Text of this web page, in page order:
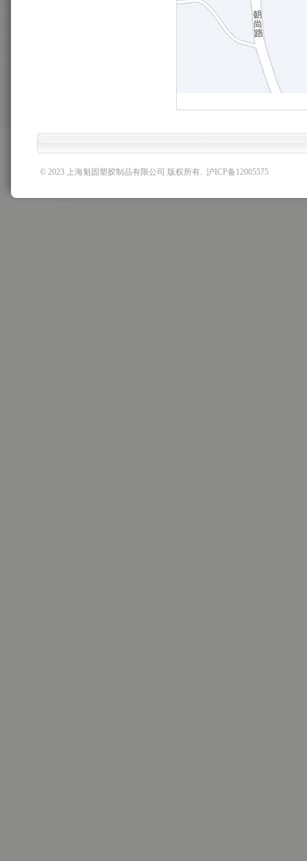
© 2023 上海魁固塑胶制品有限公司 版权所有. 沪ICP备12005575